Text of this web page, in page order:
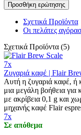
Προσθήκη ερώτησης
Σχετικά Προϊόντα
Οι πελάτες
Σχετικά Προϊόντα (5)
7x
Ζυγαριά καφέ | Flair
Αυτή η ζυγαριά καφέ, ή
μια μεγάλη βοήθεια για
με ακρίβεια 0,1 g και
μηχανής καφέ Flair
7x
Σε απόθεμα